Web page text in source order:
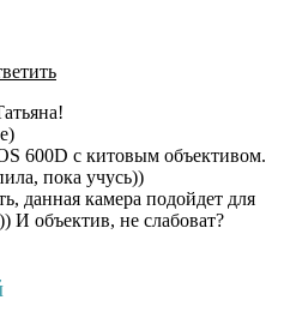
600D с китовым объективом.
пока учусь))
данная камера подойдет для
И объектив, не слабоват?